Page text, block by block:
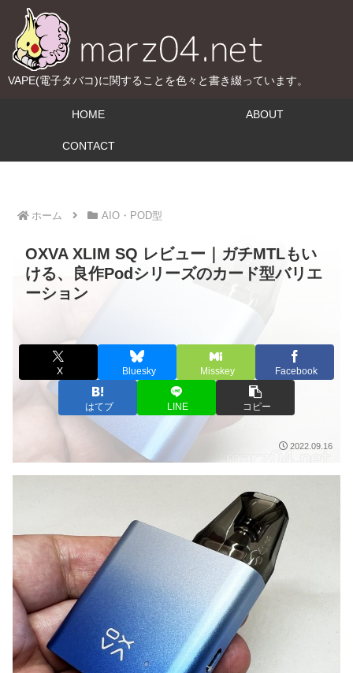
VAPE(電子タバコ)に関することを色々と書き綴っています。
HOME ABOUT
CONTACT
ホーム AIO・POD型
OXVA XLIM SQ レビュー｜ガチMTLもい
ける、良作Podシリーズのカード型バリエ
ーション
X Bluesky Misskey Facebook
はてブ LINE コピー
2022.09.16